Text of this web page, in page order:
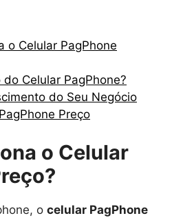
o Celular PagPhone
do Celular PagPhone?
do Seu Negócio
Preço
o Celular
o celular PagPhone